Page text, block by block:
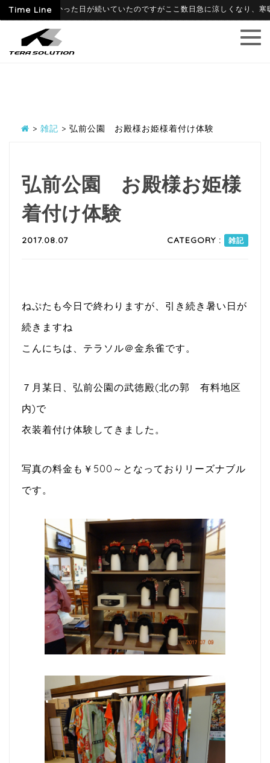
Time Line
に入って暑かった日が続いていたのですがここ数日急に涼しくなり、寒暖
> 雑記 > 弘前公園 お殿様お姫様着付け体験
弘前公園 お殿様お姫様
着付け体験
2017.08.07 CATEGORY : 雑記
ねぷたも今日で終わりますが、引き続き暑い日が
続きますね
こんにちは、テラソル＠金糸雀です。
７月某日、弘前公園の武徳殿(北の郭 有料地区
内)で
衣装着付け体験してきました。
写真の料金も￥500～となっておりリーズナブル
です。